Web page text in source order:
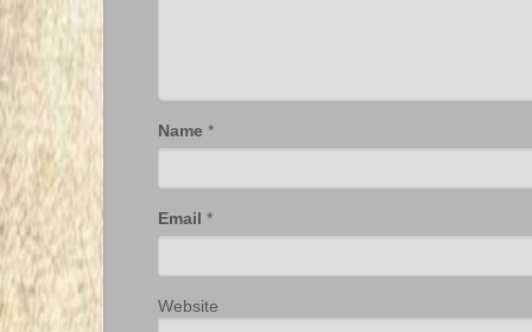
Name *
Email *
Website